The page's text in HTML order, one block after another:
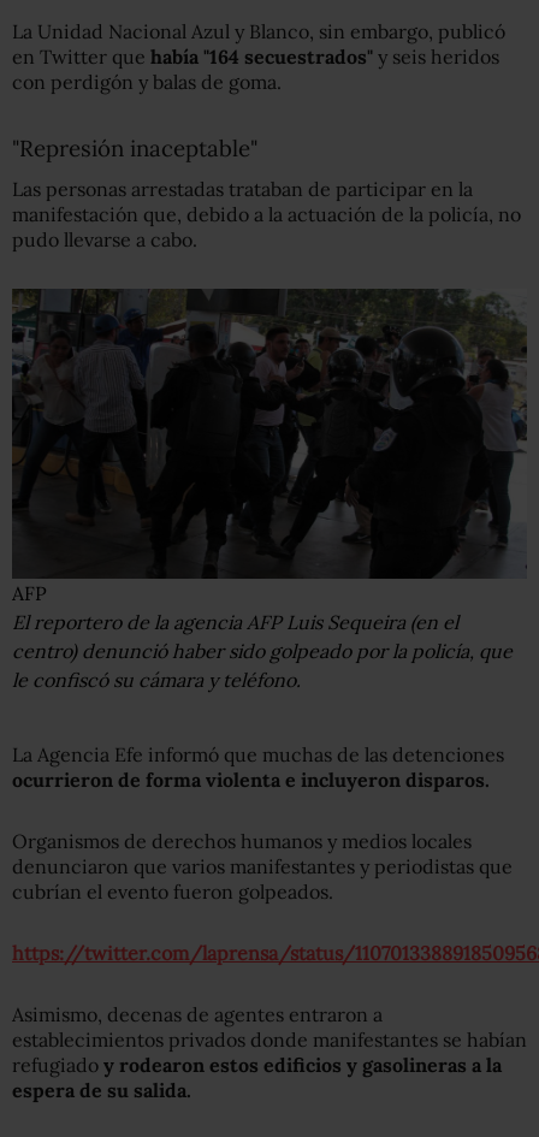
La Unidad Nacional Azul y Blanco, sin embargo, publicó
en Twitter que había "164 secuestrados" y seis heridos
con perdigón y balas de goma.
"Represión inaceptable"
Las personas arrestadas trataban de participar en la
manifestación que, debido a la actuación de la policía, no
pudo llevarse a cabo.
AFP
El reportero de la agencia AFP Luis Sequeira (en el
centro) denunció haber sido golpeado por la policía, que
le confiscó su cámara y teléfono.
La Agencia Efe informó que muchas de las detenciones
ocurrieron de forma violenta e incluyeron disparos.
Organismos de derechos humanos y medios locales
denunciaron que varios manifestantes y periodistas que
cubrían el evento fueron golpeados.
https://twitter.com/laprensa/status/
Asimismo, decenas de agentes entraron a
establecimientos privados donde manifestantes se habían
refugiado y rodearon estos edificios y gasolineras a la
espera de su salida.